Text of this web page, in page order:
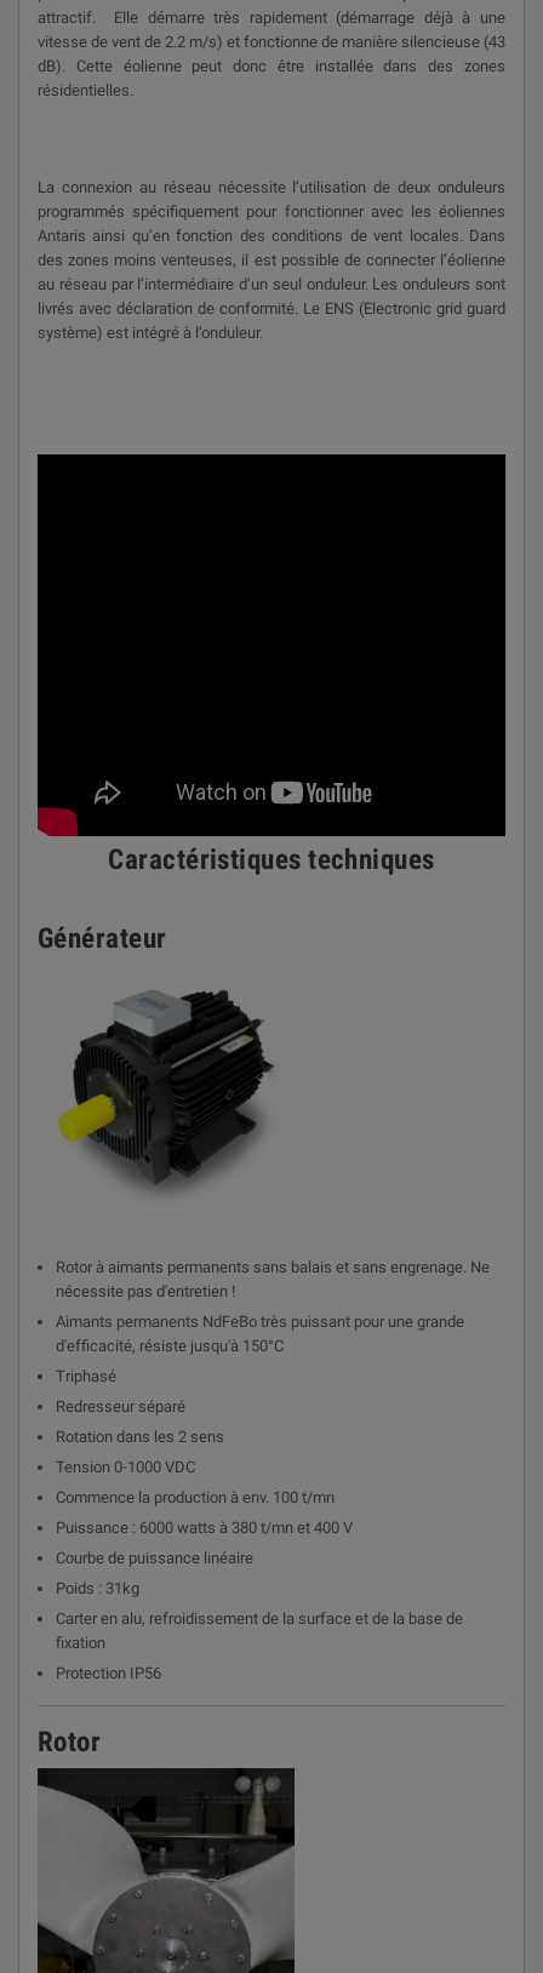
attractif. Elle démarre très rapidement (démarrage déjà à une
vitesse de vent de 2.2 m/s) et fonctionne de manière silencieuse (43
dB). Cette éolienne peut donc être installée dans des zones
résidentielles.
La connexion au réseau nécessite l’utilisation de deux onduleurs
programmés spécifiquement pour fonctionner avec les éoliennes
Antaris ainsi qu’en fonction des conditions de vent locales. Dans
des zones moins venteuses, il est possible de connecter l’éolienne
au réseau par l’intermédiaire d’un seul onduleur. Les onduleurs sont
livrés avec déclaration de conformité. Le ENS (Electronic grid guard
système) est intégré à l’onduleur.
Caractéristiques techniques
Générateur
Rotor à aimants permanents sans balais et sans engrenage. Ne
nécessite pas d'entretien !
Aimants permanents NdFeBo très puissant pour une grande
d'efficacité, résiste jusqu'à 150°C
Triphasé
Redresseur séparé
Rotation dans les 2 sens
Tension 0-1000 VDC
Commence la production à env. 100 t/mn
Puissance : 6000 watts à 380 t/mn et 400 V
Courbe de puissance linéaire
Poids : 31kg
Carter en alu, refroidissement de la surface et de la base de
fixation
Protection IP56
Rotor